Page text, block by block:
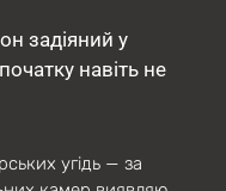
задіяний у
навіть не
угідь — за